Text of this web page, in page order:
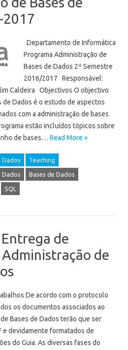
2017
Departamento de Informática
Programa Administração de
Bases de Dados 2º Semestre
2016/2017 Responsável:
Caldeira Objectivos O objectivo
de Dados é o estudo de aspectos
com a administração de bases
estão incluídos tópicos sobre
de bases… Read More »
Dados Teaching
Dados Bases de Dados
SQL
de
de
De acordo com o protocolo
os documentos associados ao
Bases de Dados terão que ser
e devidamente formatados de
do Guia. As diversas fases do